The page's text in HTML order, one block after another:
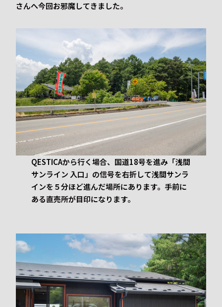
さんへ今回お邪魔してきました。
QESTICAから行く場合、国道18号を進み「浅間
サンライン 入口」の信号を右折して浅間サンラ
インを５分ほど進んだ場所にあります。手前に
ある直売所が目印になります。